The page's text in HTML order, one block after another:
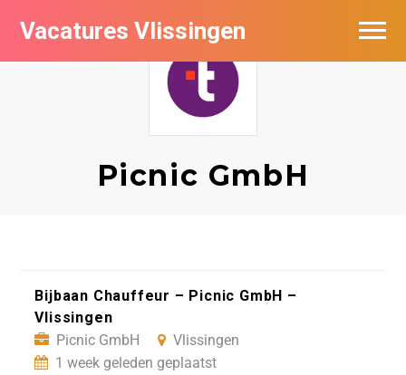
Vacatures Vlissingen
Picnic GmbH
Bijbaan Chauffeur – Picnic GmbH –
Vlissingen
Picnic GmbH
Vlissingen
1 week geleden geplaatst